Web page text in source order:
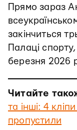
Прямо зараз
закінчиться
Палаці
березня 2026
Читайте
та інші: 4
пропустили